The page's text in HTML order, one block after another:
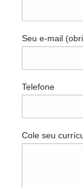
Seu e-mail
Telefone
Cole seu